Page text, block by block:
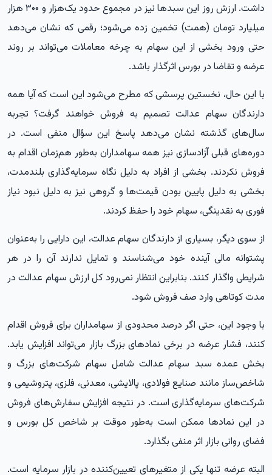
داشت. ارزش روز این سبدها نیز در مجموع حدود یک‌هزار و ۳۰۰ هزار
میلیارد تومان (همت) تخمین زده می‌شود؛ رقمی که نشان می‌دهد
حتی ورود بخشی از این سهام به چرخه معاملات می‌تواند بر روند
عرضه و تقاضا در بورس اثرگذار باشد.
با این حال، نخستین پرسشی که مطرح می‌شود این است که آیا همه
دارندگان سهام عدالت تصمیم به فروش خواهند گرفت؟ تجربه
سال‌های گذشته نشان می‌دهد پاسخ این سؤال منفی است. در
دوره‌های قبلی آزادسازی نیز همه سهامداران به‌طور هم‌زمان اقدام به
فروش نکردند. بخشی از افراد به دلیل نگاه سرمایه‌گذاری بلندمدت،
بخشی به دلیل پایین بودن قیمت‌ها و گروهی نیز به دلیل نبود نیاز
فوری به نقدینگی، سهام خود را حفظ کردند.
از سوی دیگر، بسیاری از دارندگان سهام عدالت، این دارایی را به‌عنوان
پشتوانه مالی آینده خود می‌شناسند و تمایل ندارند آن را در هر
شرایطی واگذار کنند. بنابراین انتظار نمی‌رود کل ارزش سهام عدالت در
مدت کوتاهی وارد صف فروش شود.
با وجود این، حتی اگر درصد محدودی از سهامداران برای فروش اقدام
کنند، فشار عرضه در برخی نمادهای بزرگ بازار می‌تواند افزایش یابد.
بخش عمده سبد سهام عدالت شامل سهام شرکت‌های بزرگ و
شاخص‌ساز مانند صنایع فولادی، پالایشی، معدنی، فلزی، پتروشیمی و
شرکت‌های سرمایه‌گذاری است. در نتیجه افزایش سفارش‌های فروش
در این نمادها ممکن است به‌طور موقت بر شاخص کل بورس و
فضای روانی بازار اثر منفی بگذارد.
البته عرضه تنها یکی از متغیرهای تعیین‌کننده در بازار سرمایه است.